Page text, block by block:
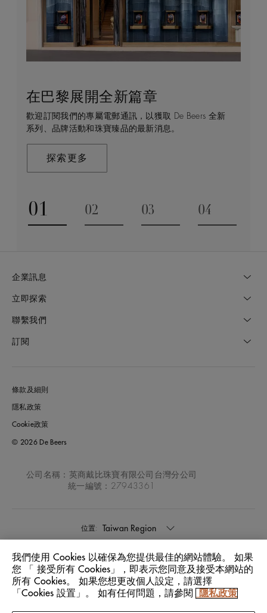
在巴黎展開全新篇章
歡迎訂閱我們的專屬電郵通訊，以獲取 De Beers 全新
系列、品牌活動和珠寶臻品的最新消息。
探索更多
守護永恒
De Beers 在全球珠寶領域獨樹一幟，因為我們是唯一
與鑽石原產地有直接連結的奢華珠寶品牌。
探索更多
顧客服務
無論您是透過線上購物或造訪實體精品店，我們始終致
力於為您提供個人化的購物體驗。預約於店內或線上進
瞭解更多
De Beers 的世界
De Beers 成立於倫敦，靈感來自非洲的自然，是奢華
鑽石珠寶的巔峰。我們的創意和工藝將鑽石轉化為永恆
探索更多
01
Go to slide 1
02
03
04
企業訊息
立即探索
聯繫我們
訂閱
條款及細則
隱私政策
Cookie政策
© 2026 De Beers
公司名稱：英商戴比珠寶有限公司台灣分公司
統一編號：27943361
位置: Taiwan Region
語言: 中文
我們使用 Cookies 以確保為您提供最佳的網站體驗。 如果
您 「 接受所有 Cookies」，即表示您同意及接受本網站的
所有 Cookies。 如果您想更改個人設定，請選擇
「Cookies 設置」。 如有任何問題，請參閱
隱私政策